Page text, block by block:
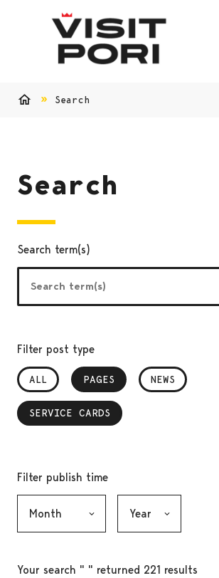
Search
Search
Search term(s)
Filter post type
ALL PAGES
, SELECTED NEWS
SERVICE CARDS
, SELECTED
Filter publish time
Your search " " returned 221 results